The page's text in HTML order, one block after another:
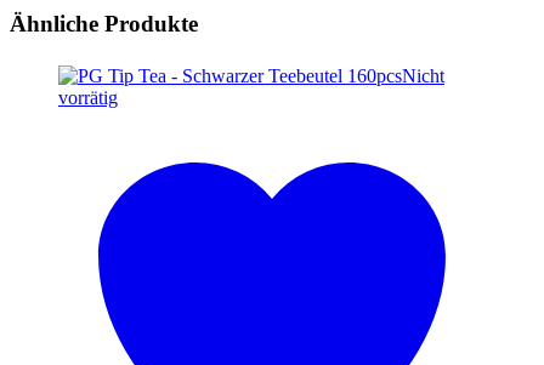
Ähnliche Produkte
Nicht
vorrätig